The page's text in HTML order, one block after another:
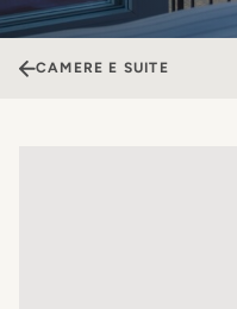
CAMERE E SUITE